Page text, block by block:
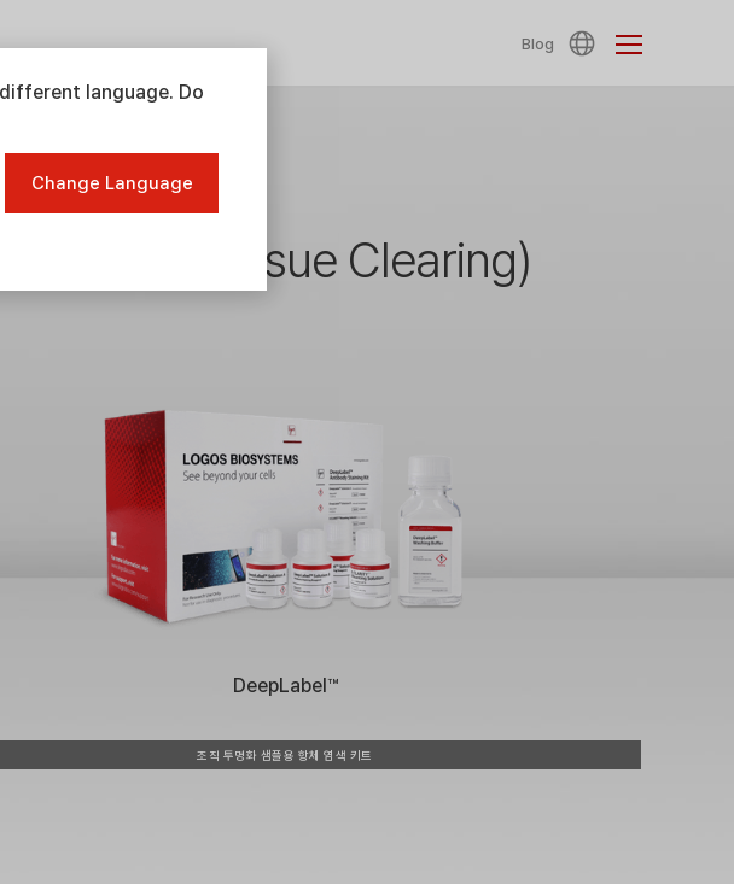
Blog
투명화 (Tissue Clearing)
DeepLabel™
조직 투명화 샘플용 항체 염색 키트
language. Do
Change Language